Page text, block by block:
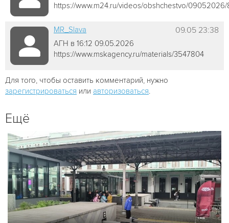
https://www.m24.ru/videos/obshchestvo/
MR_Slava 09.05 23:38
АГН в 16:12 09.05.2026
https://www.mskagency.ru/materials/3547804
Для того, чтобы оставить комментарий, нужно
зарегистрироваться или авторизоваться
Ещё